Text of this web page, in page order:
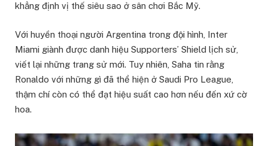
khẳng định vị thế siêu sao ở sân chơi Bắc Mỹ.
Với huyền thoại người Argentina trong đội hình, Inter
Miami giành được danh hiệu Supporters’ Shield lịch sử,
viết lại những trang sử mới. Tuy nhiên, Saha tin rằng
Ronaldo với những gì đã thể hiện ở Saudi Pro League,
thậm chí còn có thể đạt hiệu suất cao hơn nếu đến xứ cờ
hoa.